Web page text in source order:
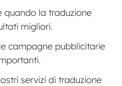
quando la traduzione
migliori.
campagne pubblicitarie
servizi di traduzione